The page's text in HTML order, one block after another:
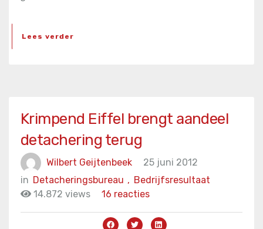
Lees verder
Krimpend Eiffel brengt aandeel
detachering terug
Wilbert Geijtenbeek
25 juni 2012
in
Bedrijfsresultaat
Detacheringsbureau ,
14.872 views
16 reacties